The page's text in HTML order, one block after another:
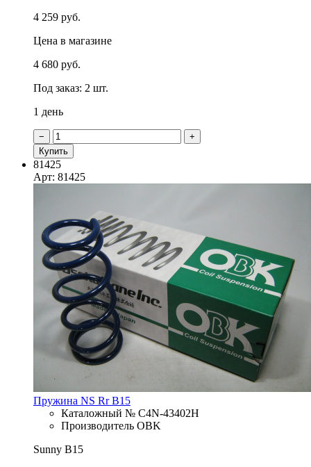
4 259 руб.
Цена в магазине
4 680 руб.
Под заказ: 2 шт.
1 день
−
+
Купить
81425
Арт: 81425
Пружина NS Rr B15
Каталожный № C4N-43402H
Производитель OBK
Sunny B15